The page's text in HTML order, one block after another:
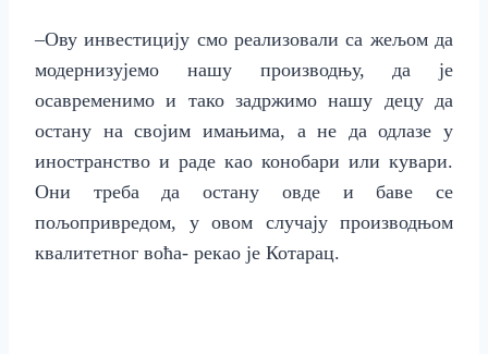
–Ову инвестицију смо реализовали са жељом да
модернизујемо нашу производњу, да је
осавременимо и тако задржимо нашу децу да
остану на својим имањима, а не да одлазе у
иностранство и раде као конобари или кувари.
Они треба да остану овде и баве се
пољопривредом, у овом случају производњом
квалитетног воћа- рекао је Котарац.